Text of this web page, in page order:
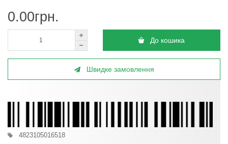
0.00грн.
До кошика
Швидке замовлення
4823105016518